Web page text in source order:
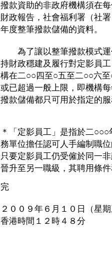
撥款資助的非政府機構須在
財政報告，社會福利署（社
年度整筆撥款儲備的資料。
為了讓以整筆撥款模式運
持財政穩建及履行對定影員
構在二○○四至○五至二○○六
或已超過一般上限，即機構
撥款儲備都只可用於指定的
＊「定影員工」是指於二
務單位擔任認可人手編制職
只要定影員工仍受僱於同一
晉升至另一職級，其聘用條
完
２００９年６月１０日（星
香港時間１２時４８分